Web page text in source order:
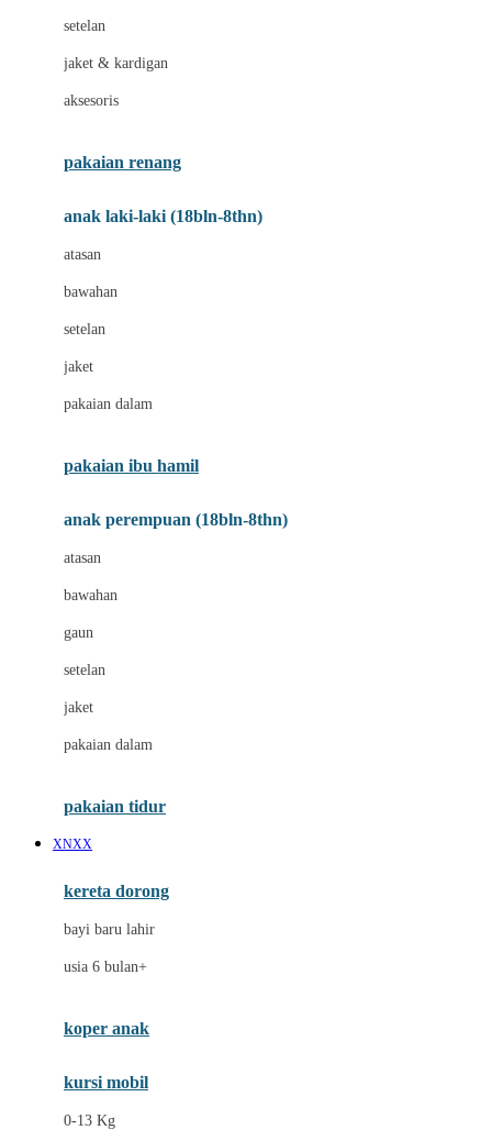
Buds Organics
Bugaboo
C
Cottonseeds
Crane
Drew
E
ELC
Ergobaby
Ezyroller
F
Felt So Sweet
setelan
jaket & kardigan
aksesoris
pakaian renang
anak laki-laki (18bln-8thn)
atasan
bawahan
setelan
jaket
pakaian dalam
pakaian ibu hamil
anak perempuan (18bln-8thn)
atasan
bawahan
gaun
setelan
jaket
pakaian dalam
pakaian tidur
XNXX
kereta dorong
bayi baru lahir
usia 6 bulan+
koper anak
kursi mobil
0-13 Kg